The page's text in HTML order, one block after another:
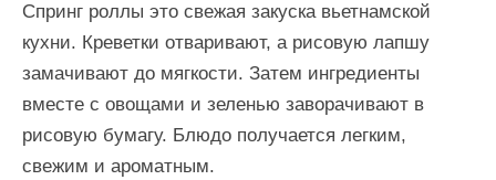
Спринг роллы это свежая закуска вьетнамской
кухни. Креветки отваривают, а рисовую лапшу
замачивают до мягкости. Затем ингредиенты
вместе с овощами и зеленью заворачивают в
рисовую бумагу. Блюдо получается легким,
свежим и ароматным.